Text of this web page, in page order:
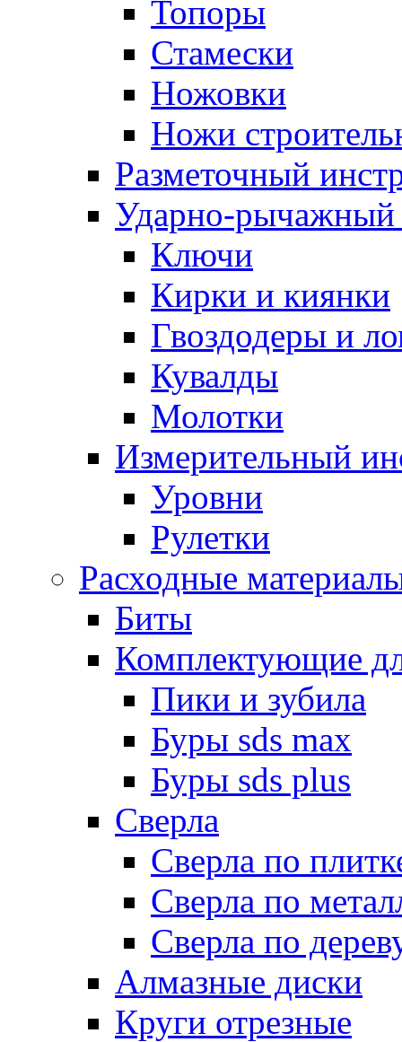
Топоры
Стамески
Ножовки
Ножи
Разметочный
Ударно-рычажный
Ключи
Кирки и киянки
Гвоздодеры и
Кувалды
Молотки
Измерительный
Уровни
Рулетки
Расходные
Биты
Комплектующие
Пики и зубила
Буры sds max
Буры sds plus
Сверла
Сверла по
Сверла по
Сверла по
Алмазные диски
Круги отрезные